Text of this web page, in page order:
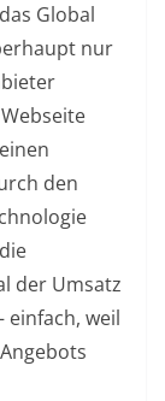
Global
nur
den
der Umsatz
einfach, weil